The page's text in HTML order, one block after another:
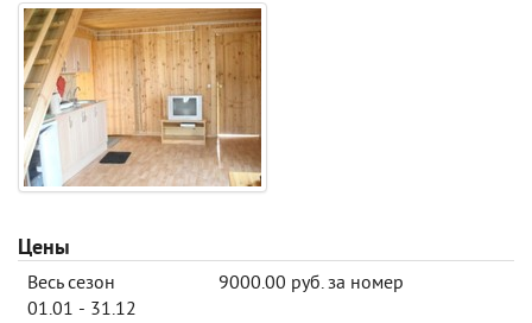
Цены
Весь сезон
01.01 - 31.12
9000.00 руб. за номер